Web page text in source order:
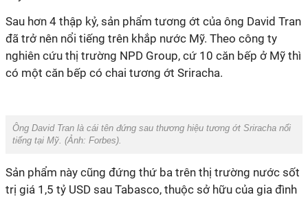
Sau hơn 4 thập kỷ, sản phẩm tương ớt của ông David Tran
đã trở nên nổi tiếng trên khắp nước Mỹ. Theo công ty
nghiên cứu thị trường NPD Group, cứ 10 căn bếp ở Mỹ thì
có một căn bếp có chai tương ớt Sriracha.
Ông David Tran là cái tên đứng sau thương hiệu tương ớt Sriracha nổi
tiếng tại Mỹ. (Ảnh: Forbes).
Sản phẩm này cũng đứng thứ ba trên thị trường nước sốt
trị giá 1,5 tỷ USD sau Tabasco, thuộc sở hữu của gia đình